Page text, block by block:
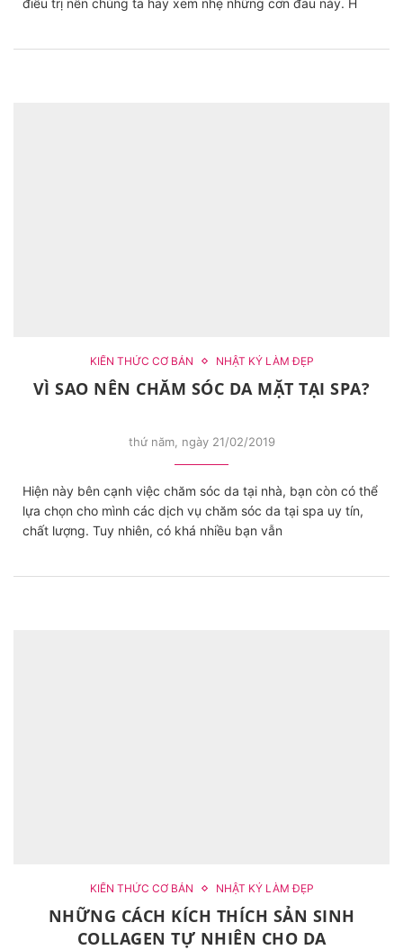
điều trị nên chúng ta hay xem nhẹ những cơn đau này. H
KIẾN THỨC CƠ BẢN NHẬT KÝ LÀM ĐẸP
VÌ SAO NÊN CHĂM SÓC DA MẶT TẠI SPA?
thứ năm, ngày 21/02/2019
Hiện này bên cạnh việc chăm sóc da tại nhà, bạn còn có thể
lựa chọn cho mình các dịch vụ chăm sóc da tại spa uy tín,
chất lượng. Tuy nhiên, có khá nhiều bạn vẫn
KIẾN THỨC CƠ BẢN NHẬT KÝ LÀM ĐẸP
NHỮNG CÁCH KÍCH THÍCH SẢN SINH
COLLAGEN TỰ NHIÊN CHO DA